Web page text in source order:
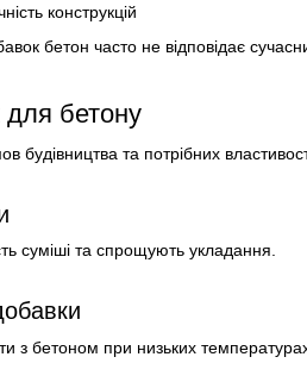
конструкцій
бетон часто не відповідає
бетону
будівництва та потрібних
суміші та спрощують укладання.
з бетоном при низьких